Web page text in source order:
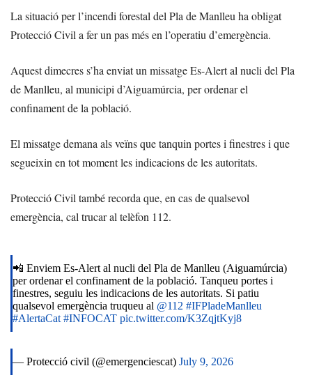
La situació per l’incendi forestal del Pla de Manlleu ha obligat
Protecció Civil a fer un pas més en l’operatiu d’emergència.
Aquest dimecres s’ha enviat un missatge Es-Alert al nucli del Pla
de Manlleu, al municipi d’Aiguamúrcia, per ordenar el
confinament de la població.
El missatge demana als veïns que tanquin portes i finestres i que
segueixin en tot moment les indicacions de les autoritats.
Protecció Civil també recorda que, en cas de qualsevol
emergència, cal trucar al telèfon 112.
📲 Enviem Es-Alert al nucli del Pla de Manlleu (Aiguamúrcia)
per ordenar el confinament de la població. Tanqueu portes i
finestres, seguiu les indicacions de les autoritats. Si patiu
qualsevol emergència truqueu al @112 #IFPladeManlleu
#AlertaCat #INFOCAT pic.twitter.com/K3ZqjtKyj8
— Protecció civil (@emergenciescat) July 9, 2026